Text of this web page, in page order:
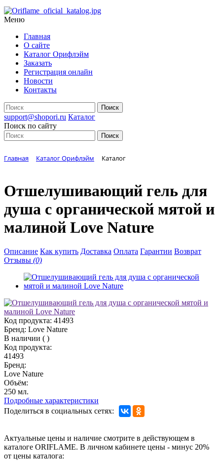
Меню
Главная
О сайте
Каталог Орифлэйм
Заказать
Регистрация онлайн
Новости
Контакты
support@shopori.ru Каталог
Поиск по сайту
Главная Каталог Орифлэйм Каталог
Отшелушивающий гель для
душа с органической мятой и
малиной Love Nature
Описание Как купить Доставка Оплата Гарантии Возврат
Отзывы (0)
Код продукта: 41493
Бренд: Love Nature
В наличии ( )
Код продукта:
41493
Бренд:
Love Nature
Объём:
250 мл.
Подробные характеристики
Поделиться в социальных сетях:
Актуальные цены и наличие смотрите в действующем в
каталоге ORIFLAME. В личном кабинете цены - минус 20%
от цены каталога: